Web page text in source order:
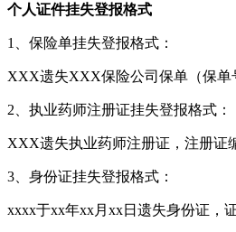
个人证件挂失登报格式
1、保险单挂失登报格式：
XXX遗失XXX保险公司保单（保单
2、执业药师注册证挂失登报格式：
XXX遗失执业药师注册证，注册证
3、身份证挂失登报格式：
xxxx于xx年xx月xx日遗失身份证，